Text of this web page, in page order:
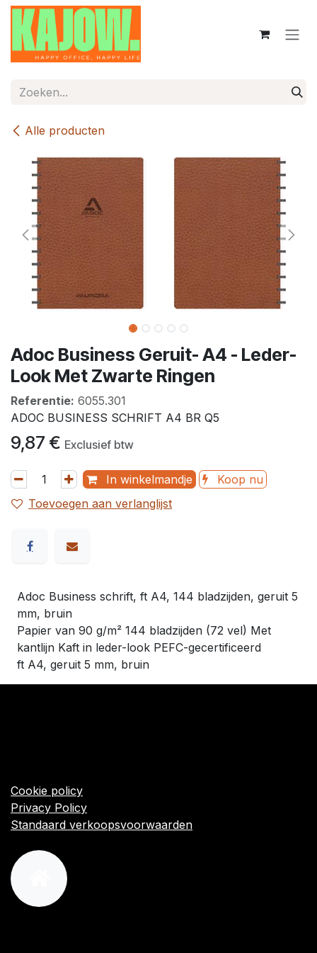
Overslaan naar inhoud
Alle producten
Adoc Business Geruit- A4 - Leder-
Look Met Zwarte Ringen
Referentie: 6055.301
ADOC BUSINESS SCHRIFT A4 BR Q5
9,87 € Exclusief btw
In winkelmandje
Koop nu
Toevoegen aan verlanglijst
Adoc Business schrift, ft A4, 144 bladzijden, geruit 5
mm, bruin
Papier van 90 g/m² 144 bladzijden (72 vel) Met
kantlijn Kaft in leder-look PEFC-gecertificeerd
ft A4, geruit 5 mm, bruin
Cookie policy
Privacy Policy
Standaard verkoopsvoorwaarden